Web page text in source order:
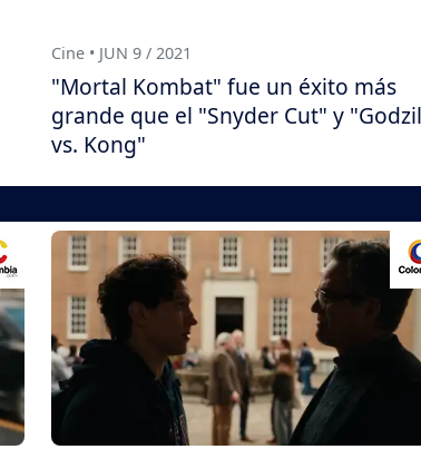
Cine • JUN 9 / 2021
"Mortal Kombat" fue un éxito más
grande que el "Snyder Cut" y
vs. Kong"